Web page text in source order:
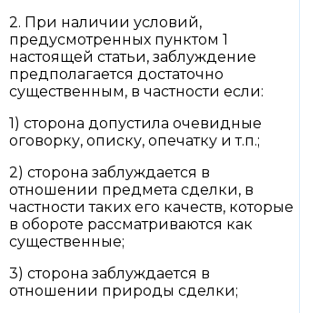
2. При наличии условий,
предусмотренных пунктом 1
настоящей статьи, заблуждение
предполагается достаточно
существенным, в частности если:
1) сторона допустила очевидные
оговорку, описку, опечатку и т.п.;
2) сторона заблуждается в
отношении предмета сделки, в
частности таких его качеств, которые
в обороте рассматриваются как
существенные;
3) сторона заблуждается в
отношении природы сделки;